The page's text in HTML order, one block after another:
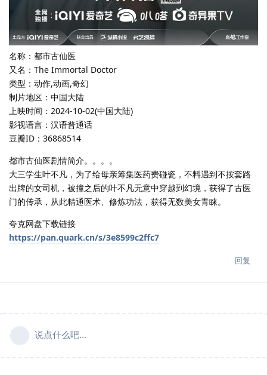
名称：都市古仙医
又名：The Immortal Doctor
类型：动作,动画,奇幻
制片地区：中国大陆
上映时间：2024-10-02(中国大陆)
影视语言：汉语普通话
豆瓣ID：36868514
都市古仙医剧情简介。。。。
大三学生叶不凡，为了给母亲筹集医药费碰瓷，不料遇到不按套路
出牌的女司机，被撞之后的叶不凡无意中穿越到幻境，获得了古医
门的传承，从此精通医术、修炼功法，获得无数美女青睐。
夸克网盘下载链接
https://pan.quark.cn/s/3e8599c2ffc7
回复
说点什么吧...